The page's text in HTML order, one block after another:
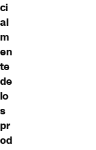
ci
al
m
en
te
de
lo
s
pr
od